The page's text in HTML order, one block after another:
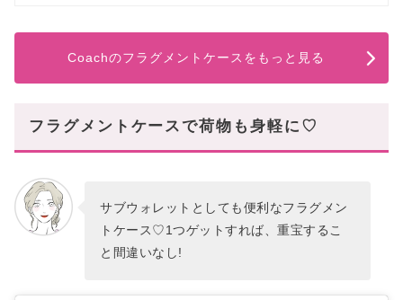
Coachのフラグメントケースをもっと見る
フラグメントケースで荷物も身軽に♡
サブウォレットとしても便利なフラグメン
トケース♡1つゲットすれば、重宝するこ
と間違いなし!